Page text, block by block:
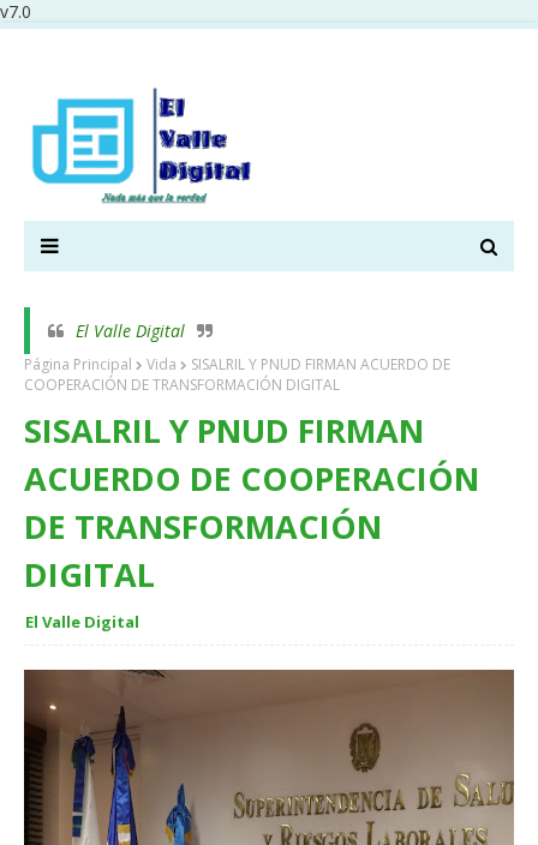
v7.0
El Valle Digital
Página Principal Vida
SISALRIL Y PNUD FIRMAN ACUERDO DE
COOPERACIÓN DE TRANSFORMACIÓN DIGITAL
SISALRIL Y PNUD FIRMAN
ACUERDO DE COOPERACIÓN
DE TRANSFORMACIÓN
DIGITAL
El Valle Digital